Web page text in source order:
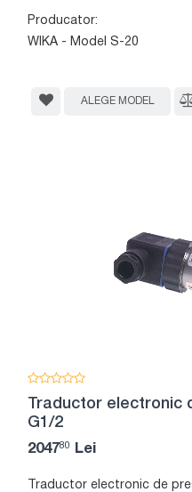
Producator:
WIKA - Model S-20
ALEGE MODEL
Traductor electronic
G1/2
204780 Lei
Traductor electronic de